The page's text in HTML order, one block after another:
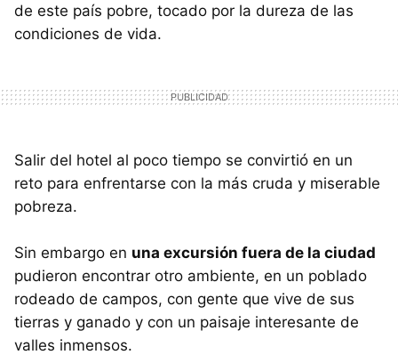
de este país pobre, tocado por la dureza de las
condiciones de vida.
Salir del hotel al poco tiempo se convirtió en un
reto para enfrentarse con la más cruda y miserable
pobreza.
Sin embargo en una excursión fuera de la ciudad
pudieron encontrar otro ambiente, en un poblado
rodeado de campos, con gente que vive de sus
tierras y ganado y con un paisaje interesante de
valles inmensos.